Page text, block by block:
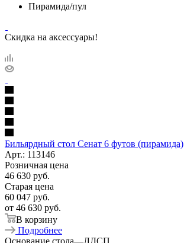
Пирамида/пул
Скидка на аксессуары!
Бильярдный стол Сенат 6 футов (пирамида)
Арт.: 113146
Розничная цена
46 630 руб.
Старая цена
60 047 руб.
от 46 630 руб.
В корзину
Подробнее
Основание стола—ЛДСП